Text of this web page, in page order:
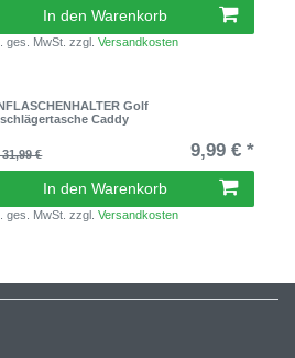
In den Warenkorb
ges. MwSt. zzgl.Versandkosten
Golf
Caddy
31,99 € 9,99 € *
In den Warenkorb
ges. MwSt. zzgl.Versandkosten